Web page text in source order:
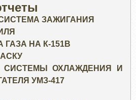
ЗАЖИГАНИЯ
ГАЗА НА К-151В
ОХЛАЖДЕНИЯ И
УМЗ-417